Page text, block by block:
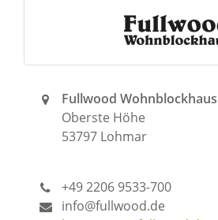
Fullwood Wohnblockhaus
Oberste Höhe
53797 Lohmar
+49 2206 9533-700
info@fullwood.de